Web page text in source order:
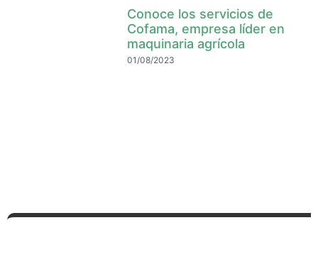
Conoce los servicios de
Cofama, empresa líder en
maquinaria agrícola
01/08/2023